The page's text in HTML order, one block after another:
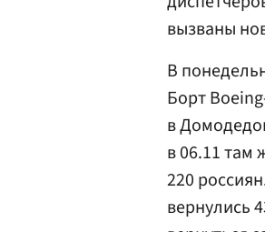
вызваны
В
Борт
в
в 06.11 там
220
вернулись